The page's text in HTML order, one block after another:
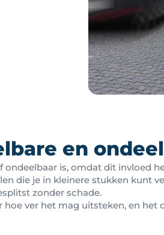
en
is, omdat dit invloed
die je in kleinere stukken kunt
zonder schade.
ver het mag uitsteken, en